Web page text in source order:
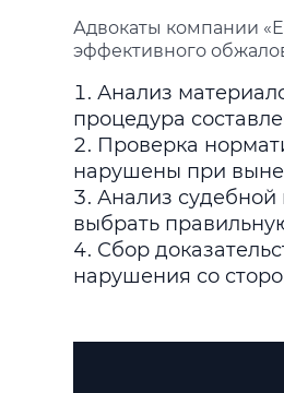
Адвокаты компании
эффективного
Анализ
процедура
Проверка
нарушены при
Анализ
выбрать
Сбор
нарушения со